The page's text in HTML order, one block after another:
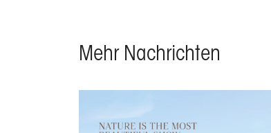
Mehr Nachrichten